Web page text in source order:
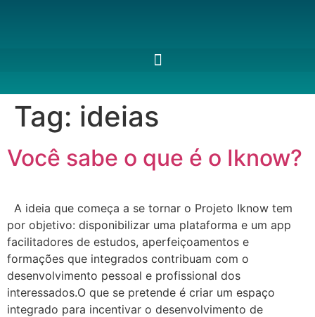
Tag: ideias
Você sabe o que é o Iknow?
A ideia que começa a se tornar o Projeto Iknow tem
por objetivo: disponibilizar uma plataforma e um app
facilitadores de estudos, aperfeiçoamentos e
formações que integrados contribuam com o
desenvolvimento pessoal e profissional dos
interessados.O que se pretende é criar um espaço
integrado para incentivar o desenvolvimento de